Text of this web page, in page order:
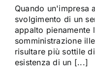
Quando un'impresa
svolgimento di un
appalto pienamente
somministrazione
risultare più sottile
esistenza di un [...]